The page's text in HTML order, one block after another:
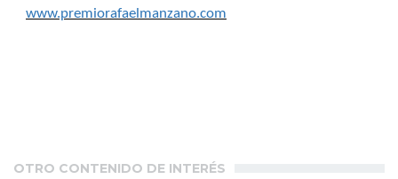
www.premiorafaelmanzano.com
OTRO CONTENIDO DE INTERÉS